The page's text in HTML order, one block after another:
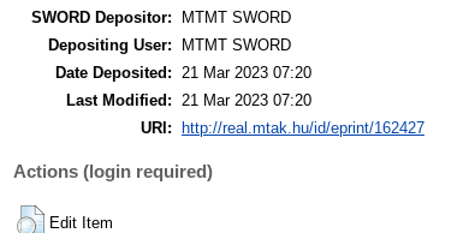
SWORD Depositor:
MTMT SWORD
Depositing User:
MTMT SWORD
Date Deposited:
21 Mar 2023 07:20
Last Modified:
21 Mar 2023 07:20
URI:
http://real.mtak.hu/id/eprint/162427
Actions (login required)
Edit Item